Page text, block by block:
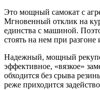
Это мощный самокат с
Мгновенный отклик на
единства с машиной.
стоять на нем при
Надежный, мощный
эффективное, «вязкое»
обходится без срыва
реже приходится